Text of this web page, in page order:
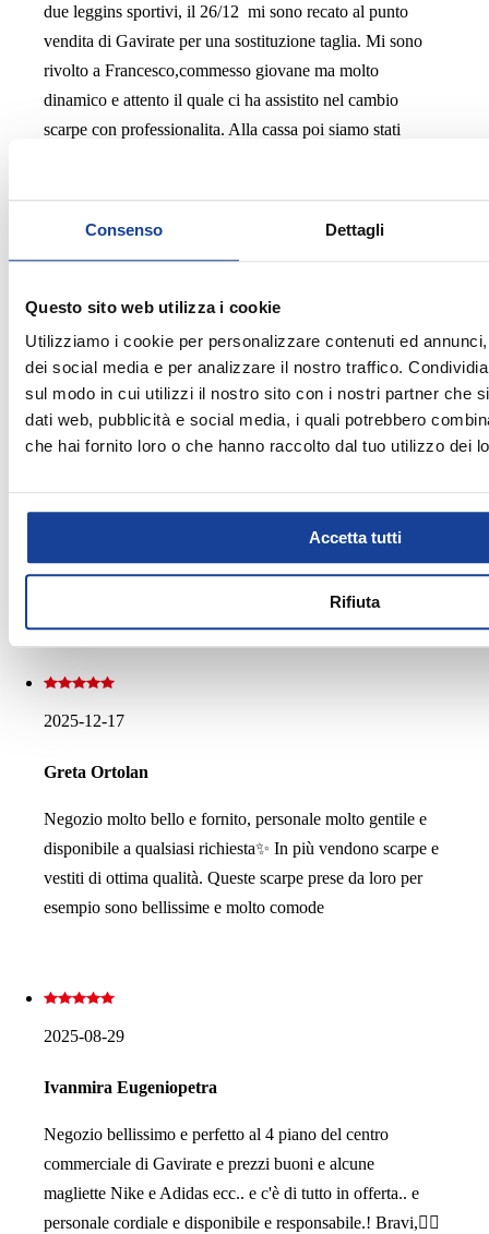
Consenso Dettagli
Questo sito web utilizza i cookie
Utilizziamo i cookie per personalizzare contenuti ed
dei social media e per analizzare il nostro traffico.
sul modo in cui utilizzi il nostro sito con i nostri partner che
dati web, pubblicità e social media, i quali potrebbero
che hai fornito loro o che hanno raccolto dal tuo utilizzo dei
Accetta tutti
Rifiuta
due leggins sportivi, il 26/12 mi sono recato al punto
vendita di Gavirate per una sostituzione taglia. Mi sono
rivolto a Francesco,commesso giovane ma molto
dinamico e attento il quale ci ha assistito nel cambio
scarpe con professionalita. Alla cassa poi siamo stati
2025-12-26
Semola Semola
professionalità da tutti ma nel reparto scarpe in
particolare da Francesco che ringrazio per gli ottimi
consigli. Acquisto ben fatto Acquisto felice!
2025-12-17
Greta Ortolan
Negozio molto bello e fornito, personale molto gentile e
disponibile a qualsiasi richiesta✨️ In più vendono scarpe e
vestiti di ottima qualità. Queste scarpe prese da loro per
esempio sono bellissime e molto comode
2025-08-29
Ivanmira Eugeniopetra
Negozio bellissimo e perfetto al 4 piano del centro
commerciale di Gavirate e prezzi buoni e alcune
magliette Nike e Adidas ecc.. e c'è di tutto in offerta.. e
personale cordiale e disponibile e responsabile.! Bravi,👍🏼